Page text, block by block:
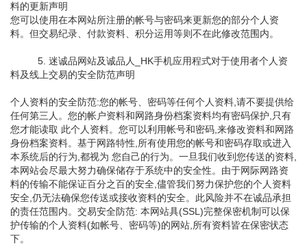
料的更新声明
您可以使用在本网站所注册的帐号与密码来更新您的部分个人资
料。但交易纪录、付款资料、积分运用等则不在此修改范围内。
5. 迷诚品网站及诚品人_HK手机应用程式对于使用者个人资
料及线上交易的安全防范声明
个人资料的安全防范:您的帐号、密码等任何个人资料,请不要提供给
任何第三人。您的帐户资料和网路身份档案资料均有密码保护,只有
您才能读取 此个人资料。您可以利用帐号和密码,来修改资料和网路
身份档案资料。基于网路特性,所有使用您的帐号和密码存取或进入
本系统后的行为,都视为 您自己的行为。一旦我们收到您传送的资料,
本网站会尽最大努力确保储存于系统中的安全性。由于网际网路资
料的传输不能保证百分之百的安全,儘管我们努力保护您的个人资料
安全,仍无法确保您传送或接收资料的安全。此风险并不在诚品承担
的责任范围内。交易安全防范: 本网站具(SSL)完整保密机制可以保
护传输的个人资料(如帐号、密码等)的网站,所有资料皆在保密状态
下。